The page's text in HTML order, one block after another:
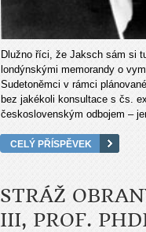
Dlužno říci, že Jaksch sám si
londýnskými memorandy o
Sudetoněmci v rámci
bez jakékoli konsultace s čs.
československým odbojem –
CELÝ PŘÍSPĚVEK
STRÁŽ
III, PROF.